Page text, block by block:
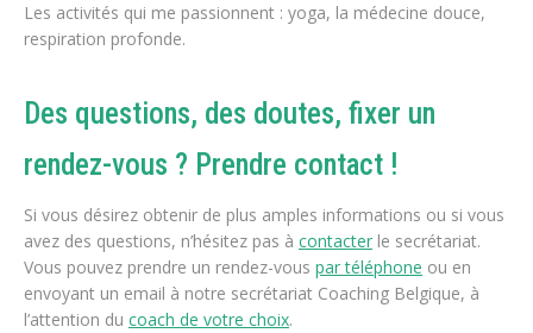
Les activités qui me passionnent : yoga, la médecine douce,
respiration profonde.
Des questions, des doutes, fixer un
rendez-vous ? Prendre contact !
Si vous désirez obtenir de plus amples informations ou si vous
avez des questions, n’hésitez pas à contacter le secrétariat.
Vous pouvez prendre un rendez-vous par téléphone ou en
envoyant un email à notre secrétariat Coaching Belgique, à
l’attention du coach de votre choix.